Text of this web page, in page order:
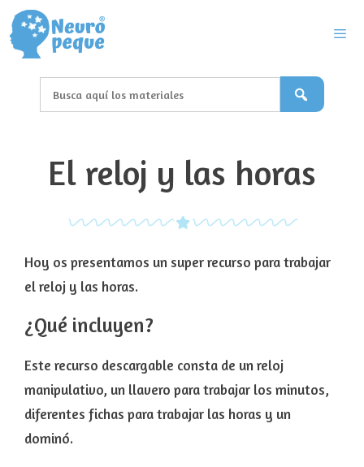
Saltar
al
contenido
El reloj y las horas
Hoy os presentamos un super recurso para trabajar
el reloj y las horas.
¿Qué incluyen?
Este recurso descargable consta de un reloj
manipulativo, un llavero para trabajar los minutos,
diferentes fichas para trabajar las horas y un
dominó.